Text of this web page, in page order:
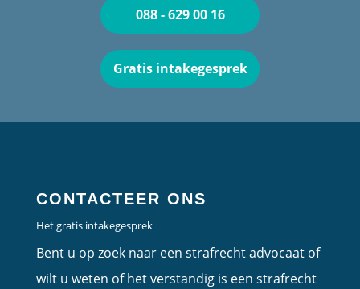
088 - 629 00 16
Gratis intakegesprek
CONTACTEER ONS
Het gratis intakegesprek
Bent u op zoek naar een strafrecht advocaat of
wilt u weten of het verstandig is een strafrecht